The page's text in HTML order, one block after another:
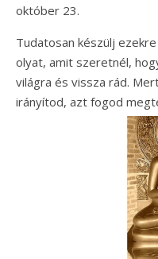
október 23.
Tudatosan készülj
olyat, amit szeretnél,
világra és vissza rád.
irányítod, azt fogod